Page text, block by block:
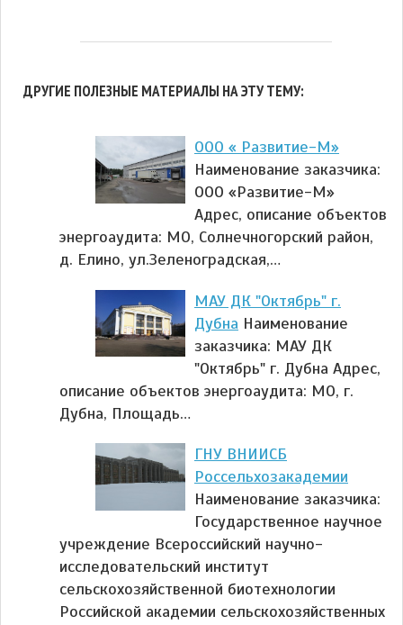
ДРУГИЕ ПОЛЕЗНЫЕ МАТЕРИАЛЫ НА ЭТУ ТЕМУ:
ООО « Развитие-М»
Наименование заказчика:
ООО «Развитие-М»
Адрес, описание объектов
энергоаудита: МО, Солнечногорский район,
д. Елино, ул.Зеленоградская,…
МАУ ДК "Октябрь" г.
Дубна Наименование
заказчика: МАУ ДК
"Октябрь" г. Дубна Адрес,
описание объектов энергоаудита: МО, г.
Дубна, Площадь…
ГНУ ВНИИСБ
Россельхозакадемии
Наименование заказчика:
Государственное научное
учреждение Всероссийский научно-
исследовательский институт
сельскохозяйственной биотехнологии
Российской академии сельскохозяйственных